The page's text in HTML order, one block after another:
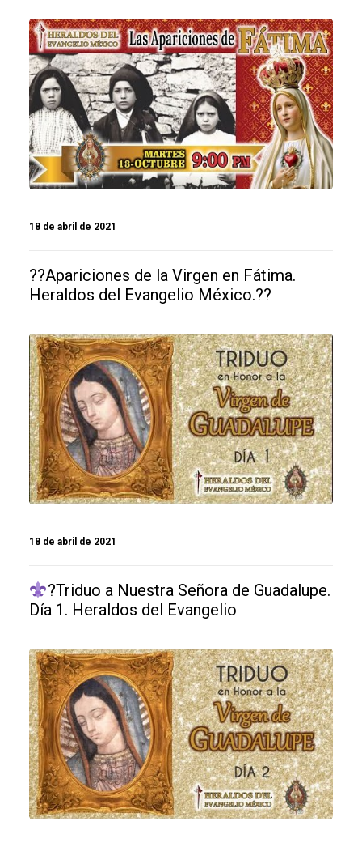
18 de abril de 2021
??Apariciones de la Virgen en Fátima.
Heraldos del Evangelio México.??
18 de abril de 2021
?Triduo a Nuestra Señora de Guadalupe.
Día 1. Heraldos del Evangelio